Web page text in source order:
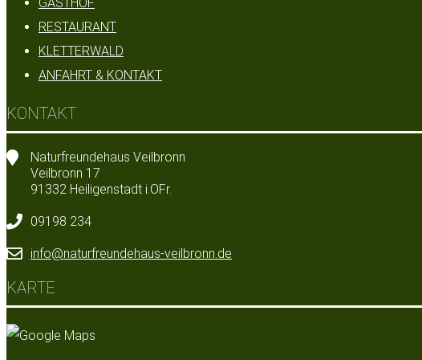
RESTAURANT
KLETTERWALD
ANFAHRT & KONTAKT
KONTAKT
Naturfreundehaus Veilbronn
Veilbronn 17
91332 Heiligenstadt i.OFr.
09198 234
info@naturfreundehaus-veilbronn.de
KARTE